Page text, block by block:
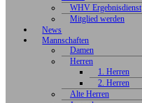
WHV Ergebnisdienst
Mitglied werden
News
Mannschaften
Damen
Herren
1. Herren
2. Herren
Alte Herren